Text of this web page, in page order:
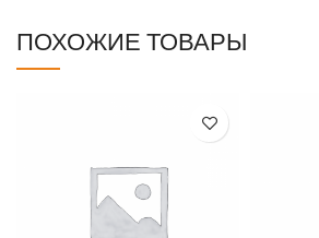
ПОХОЖИЕ ТОВАРЫ